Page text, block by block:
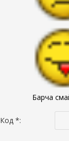
Барча
Код *: